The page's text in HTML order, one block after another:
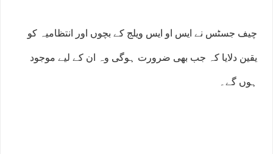
چیف جسٹس نے ایس او ایس ویلج کے بچوں اور انتظامیہ کو
یقین دلایا کہ جب بھی ضرورت ہوگی وہ ان کے لیے موجود
ہوں گے۔